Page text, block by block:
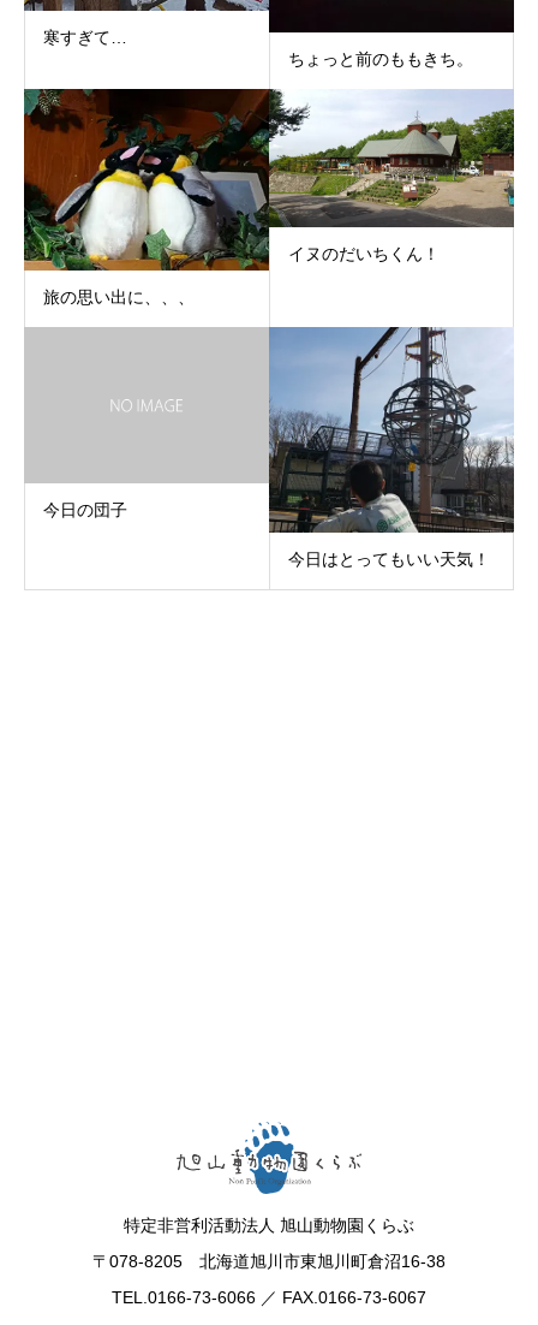
寒すぎて…
ちょっと前のももきち。
旅の思い出に、、、
イヌのだいちくん！
今日の団子
今日はとってもいい天気！
特定非営利活動法人 旭山動物園くらぶ
〒078-8205 北海道旭川市東旭川町倉沼16-38
TEL.0166-73-6066 ／ FAX.0166-73-6067